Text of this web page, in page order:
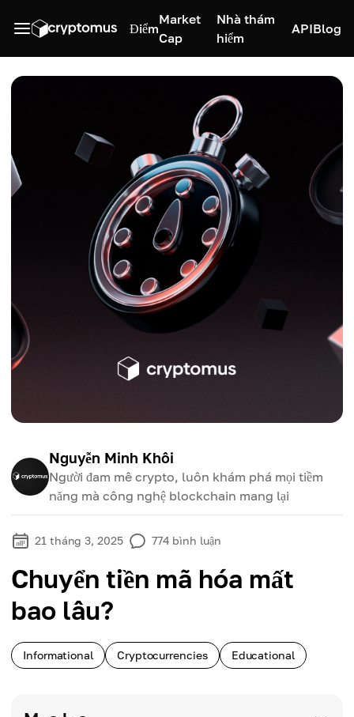
Điểm
Market
Cap
Nhà thám
hiểm
APIBlog
Nguyễn Minh Khôi
Người đam mê crypto, luôn khám phá mọi tiềm
năng mà công nghệ blockchain mang lại
21 tháng 3, 2025 774 bình luận
Chuyển tiền mã hóa mất
bao lâu?
Informational Cryptocurrencies Educational